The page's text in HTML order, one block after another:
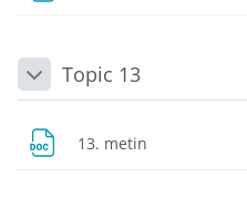
DaraltTopic 13
13. metin